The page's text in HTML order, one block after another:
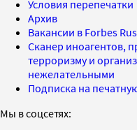
Условия перепечатки
Архив
Вакансии в Forbes
Сканер иноагентов,
терроризму и
нежелательными
Подписка на
Мы в соцсетях: